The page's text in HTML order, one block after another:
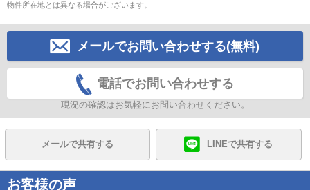
物件所在地とは異なる場合がございます。
メールでお問い合わせする(無料)
電話でお問い合わせする
現況の確認はお気軽にお問い合わせください。
メールで共有する LINEで共有する
お客様の声